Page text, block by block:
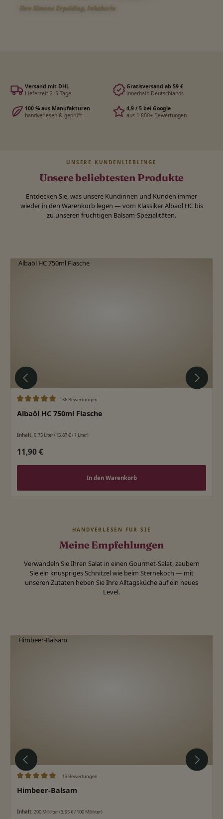
Ihre Simone Erpelding, Inhaberin
Versand mit DHL
Lieferzeit 2–5 Tage
Gratisversand ab 59 €
innerhalb Deutschlands
100 % aus Manufakturen
handverlesen & geprüft
4,9 / 5 bei Google
aus 1.800+ Bewertungen
Unsere beliebtesten Produkte
UNSERE KUNDENLIEBLINGE
Entdecken Sie, was unsere Kundinnen und Kunden immer
wieder in den Warenkorb legen — vom Klassiker Albaöl HC bis
zu unseren fruchtigen Balsam-Spezialitäten.
Produktgalerie überspringen
86 Bewertungen
Albaöl HC 750ml Flasche
Inhalt: 0.75 Liter(15,87 € / 1 Liter)
Regulärer Preis:
11,90 €
In den Warenkorb
Meine Empfehlungen
HANDVERLESEN FÜR SIE
Verwandeln Sie Ihren Salat in einen Gourmet-Salat, zaubern
Sie ein knuspriges Schnitzel wie beim Sternekoch — mit
unseren Zutaten heben Sie Ihre Alltagsküche auf ein neues
Level.
Produktgalerie überspringen
13 Bewertungen
Himbeer-Balsam
Inhalt: 200 Milliliter(3,95 € / 100 Milliliter)